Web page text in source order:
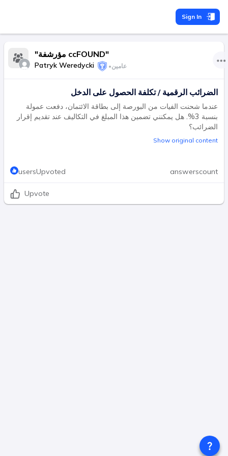
Sign In
"مؤرشفة ccFOUND"
Patryk Weredycki •عامين
الضرائب الرقمية / تكلفة الحصول على الدخل
عندما شحنت الفيات من البورصة إلى بطاقة الائتمان، دفعت عمولة
بنسبة 3%. هل يمكنني تضمين هذا المبلغ في التكاليف عند تقديم إقرار
الضرائب؟
Show original content
usersUpvoted answerscount
Upvote